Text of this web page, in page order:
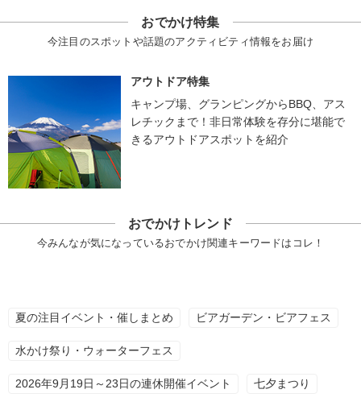
おでかけ特集
今注目のスポットや話題のアクティビティ情報をお届け
アウトドア特集
キャンプ場、グランピングからBBQ、アス
レチックまで！非日常体験を存分に堪能で
きるアウトドアスポットを紹介
おでかけトレンド
今みんなが気になっているおでかけ関連キーワードはコレ！
夏の注目イベント・催しまとめ ビアガーデン・ビアフェス
水かけ祭り・ウォーターフェス
2026年9月19日～23日の連休開催イベント 七夕まつり